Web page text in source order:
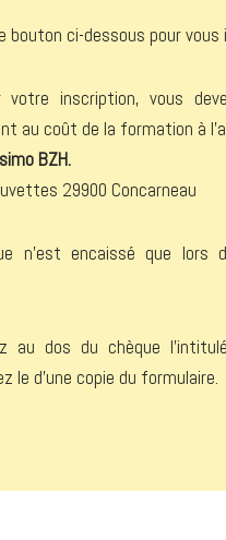
bouton ci-dessous pour
votre inscription, vous
au coût de la formation à
BZH.
29900 Concarneau
n’est encaissé que lors
au dos du chèque
le d’une copie du formulaire.